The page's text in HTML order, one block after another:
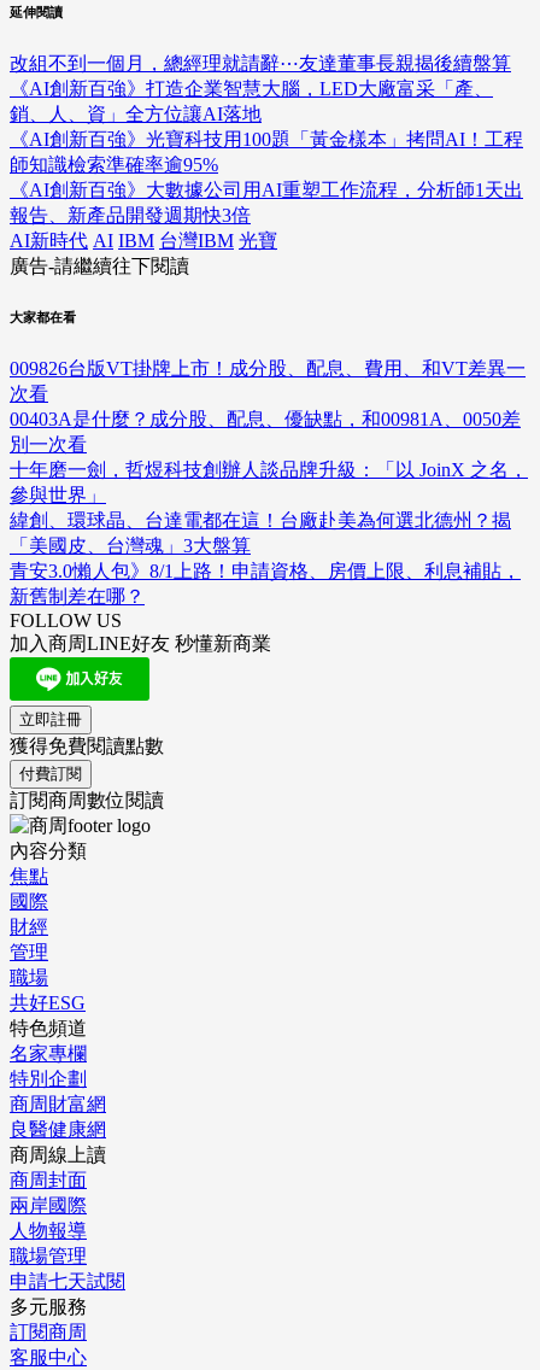
延伸閱讀
改組不到一個月，總經理就請辭⋯友達董事長親揭後續盤算
《AI創新百強》打造企業智慧大腦，LED大廠富采「產、
銷、人、資」全方位讓AI落地
《AI創新百強》光寶科技用100題「黃金樣本」拷問AI！工程
師知識檢索準確率逾95%
《AI創新百強》大數據公司用AI重塑工作流程，分析師1天出
報告、新產品開發週期快3倍
AI新時代 AI IBM 台灣IBM 光寶
廣告-請繼續往下閱讀
大家都在看
009826台版VT掛牌上市！成分股、配息、費用、和VT差異一
次看
00403A是什麼？成分股、配息、優缺點，和00981A、0050差
別一次看
十年磨一劍，哲煜科技創辦人談品牌升級：「以 JoinX 之名，
參與世界」
緯創、環球晶、台達電都在這！台廠赴美為何選北德州？揭
「美國皮、台灣魂」3大盤算
青安3.0懶人包》8/1上路！申請資格、房價上限、利息補貼，
新舊制差在哪？
FOLLOW US
加入商周LINE好友 秒懂新商業
立即註冊
獲得免費閱讀點數
付費訂閱
訂閱商周數位閱讀
內容分類
焦點
國際
財經
管理
職場
共好ESG
特色頻道
名家專欄
特別企劃
商周財富網
良醫健康網
商周線上讀
商周封面
兩岸國際
人物報導
職場管理
申請七天試閱
多元服務
訂閱商周
客服中心